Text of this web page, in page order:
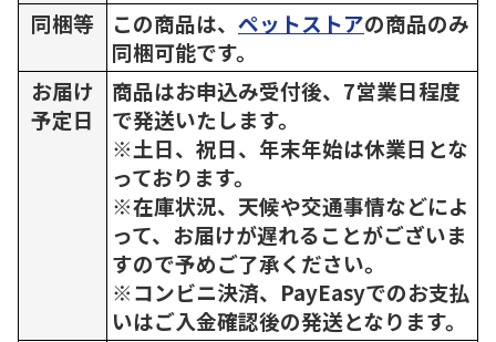
同梱等
この商品は、 ペットストアの商品のみ
同梱可能です。
お届け
予定日
商品はお申込み受付後、7営業日程度
で発送いたします。
※土日、祝日、年末年始は休業日とな
っております。
※在庫状況、天候や交通事情などによ
って、お届けが遅れることがございま
すので予めご了承ください。
※コンビニ決済、PayEasyでのお支払
いはご入金確認後の発送となります。